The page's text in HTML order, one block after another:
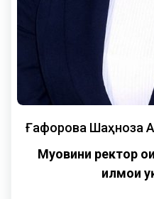
Ғафорова Шаҳноза
Муовини ректор
илмҳои